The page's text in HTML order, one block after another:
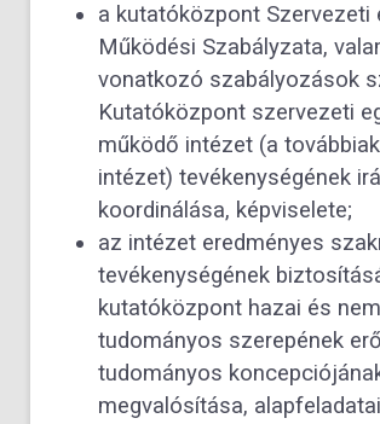
a kutatóközpont Szervezeti
Működési Szabályzata,
vonatkozó szabályozások
Kutatóközpont szervezeti
működő intézet (a
intézet) tevékenységének
koordinálása, képviselete;
az intézet eredményes
tevékenységének
kutatóközpont hazai és
tudományos szerepének
tudományos
megvalósítása,